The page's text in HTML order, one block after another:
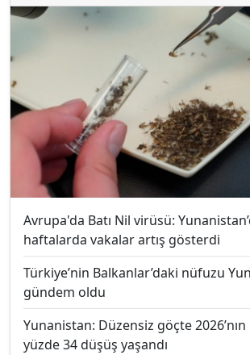
Avrupa'da Batı Nil virüsü:
haftalarda vakalar artış gösterdi
Türkiye’nin Balkanlar’daki nüfuzu
gündem oldu
Yunanistan: Düzensiz göçte 2026’nın
yüzde 34 düşüş yaşandı